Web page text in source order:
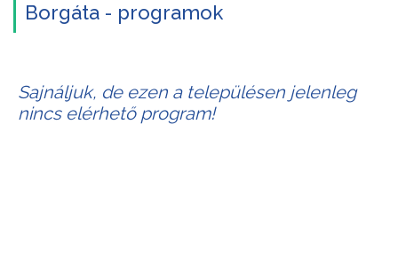
Borgáta - programok
Sajnáljuk, de ezen a településen jelenleg
nincs elérhető program!